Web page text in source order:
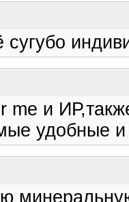
сугубо
me и
удобные